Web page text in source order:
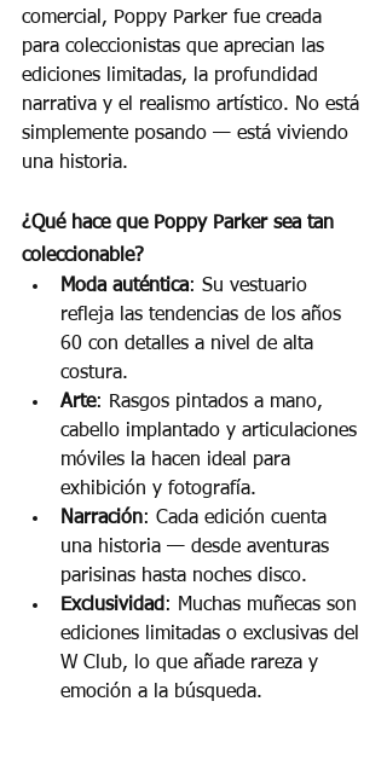
comercial, Poppy Parker fue creada
para coleccionistas que aprecian las
ediciones limitadas, la profundidad
narrativa y el realismo artístico. No está
simplemente posando — está viviendo
una historia.
¿Qué hace que Poppy Parker sea tan
coleccionable?
Moda auténtica: Su vestuario
refleja las tendencias de los años
60 con detalles a nivel de alta
costura.
Arte: Rasgos pintados a mano,
cabello implantado y articulaciones
móviles la hacen ideal para
exhibición y fotografía.
Narración: Cada edición cuenta
una historia — desde aventuras
parisinas hasta noches disco.
Exclusividad : Muchas muñecas son
ediciones limitadas o exclusivas del
W Club, lo que añade rareza y
emoción a la búsqueda.